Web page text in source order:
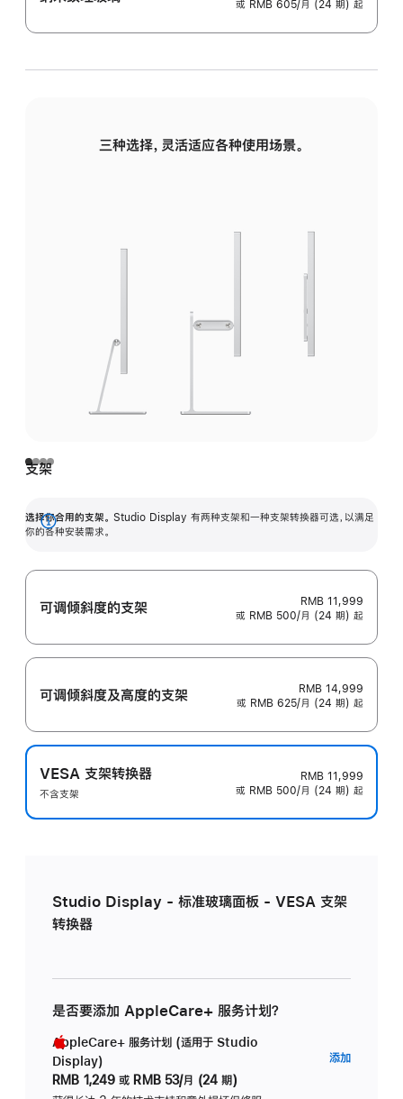
或 RMB 605/月 (24 期) 起
三种选择，灵活适应各种使用场景。
支架
选择你合用的支架。 Studio Display 有两种支架和一种支架转换器可选，以满足
你的各种安装需求。
展
可调倾斜度的支架
RMB 11,999
或 RMB 500/月 (24 期) 起
可调倾斜度及高‍度的支‍架
RMB 14,999
或 RMB 625/月 (24 期) 起
VESA 支架转换器
不含支架
RMB 11,999
或 RMB 500/月 (24 期) 起
Studio Display - 标准玻璃面板 - VESA 支架
转换器
是否要添加 AppleCare+ 服务计划？
AppleCare+ 服务计划 (适用于 Studio
Display)
RMB 1,249 或 RMB 53/月 (24 期)
添加